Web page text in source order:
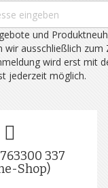
und
wir ausschließlich
wird erst mit
jederzeit möglich.
337
Shop)